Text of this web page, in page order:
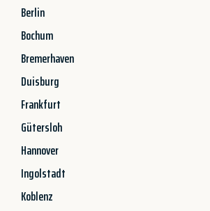
Berlin
Bochum
Bremerhaven
Duisburg
Frankfurt
Gütersloh
Hannover
Ingolstadt
Koblenz